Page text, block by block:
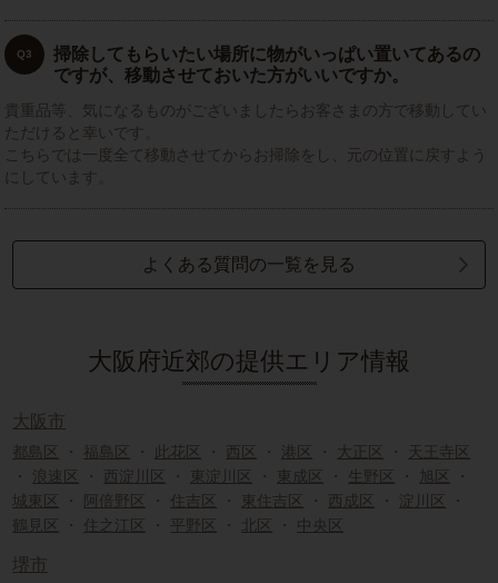
Q3
掃除してもらいたい場所に物がいっぱい置いてあるの
ですが、移動させておいた方がいいですか。
貴重品等、気になるものがございましたらお客さまの方で移動してい
ただけると幸いです。
こちらでは一度全て移動させてからお掃除をし、元の位置に戻すよう
にしています。
よくある質問の一覧を見る
大阪府近郊の提供エリア情報
大阪市
都島区 ・ 福島区 ・ 此花区 ・ 西区 ・ 港区 ・ 大正区 ・
天王寺区
・ 浪速区 ・ 西淀川区 ・ 東淀川区 ・ 東成区 ・ 生野区 ・ 旭区
・
城東区
・ 阿倍野区 ・ 住吉区 ・ 東住吉区 ・ 西成区 ・ 淀川区
・
鶴見区
・ 住之江区 ・ 平野区 ・ 北区 ・ 中央区
堺市